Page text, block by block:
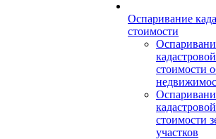
Оспаривание
стоимости
кадастровой
стоимости
кадастровой
стоимости
участков